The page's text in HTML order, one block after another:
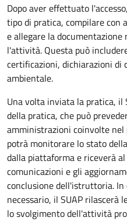
Dopo aver effettuato
tipo di pratica, compilare
e allegare la documentazione
l'attività. Questa può
certificazioni, dichiarazioni
ambientale.
Una volta inviata la pratica,
della pratica, che può
amministrazioni coinvolte
potrà monitorare lo stato
dalla piattaforma e riceverà
comunicazioni e gli
conclusione dell'istruttoria. In
necessario, il SUAP rilascerà
lo svolgimento dell'attività